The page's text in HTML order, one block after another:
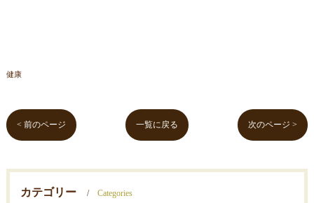
健康
< 前のページ 一覧に戻る 次のページ >
カテゴリー Categories